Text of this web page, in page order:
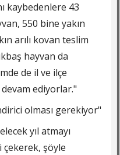
kaybedenlere 43
550 bine yakın
arılı kovan teslim
hayvan da
de il ve ilçe
ediyorlar."
olması gerekiyor"
yıl atmayı
çekerek, şöyle